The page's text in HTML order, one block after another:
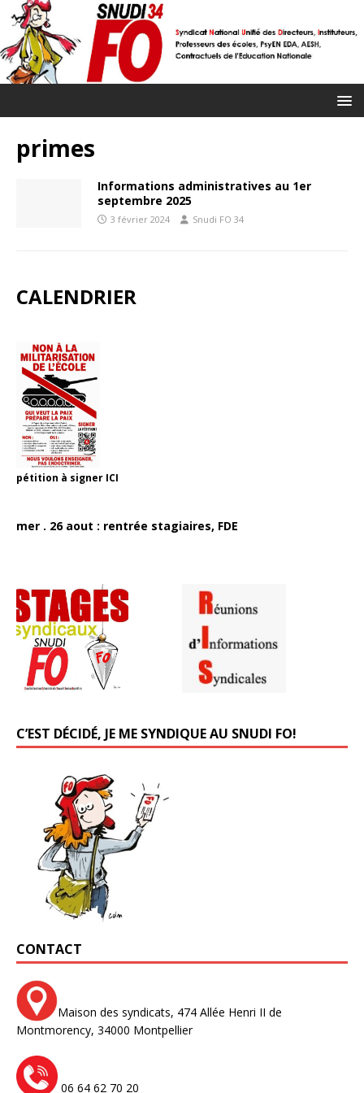
primes
Informations administratives au 1er
septembre 2025
3 février 2024 Snudi FO 34
CALENDRIER
pétition à signer ICI
mer . 26 aout : rentrée stagiaires, FDE
C’EST DÉCIDÉ, JE ME SYNDIQUE AU SNUDI FO!
CONTACT
Maison des syndicats, 474 Allée Henri II de
Montmorency, 34000 Montpellier
06 64 62 70 20